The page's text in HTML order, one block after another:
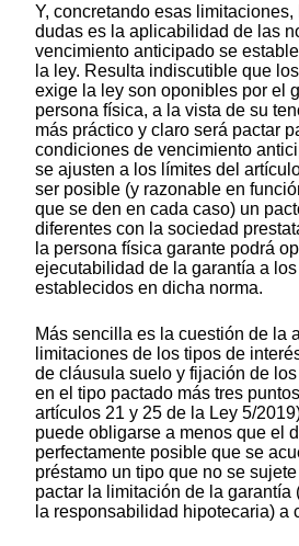
Y, concretando esas
dudas es la aplicabilidad de las
vencimiento anticipado se
la ley. Resulta indiscutible que
exige la ley son oponibles por el
persona física, a la vista de su
más práctico y claro será pactar
condiciones de vencimiento
se ajusten a los límites del
ser posible (y razonable en
que se den en cada caso) un
diferentes con la sociedad
la persona física garante podrá
ejecutabilidad de la garantía a
establecidos en dicha norma.
Más sencilla es la cuestión de la
limitaciones de los tipos de
de cláusula suelo y fijación de
en el tipo pactado más tres
artículos 21 y 25 de la Ley 5/
puede obligarse a menos que el
perfectamente posible que se
préstamo un tipo que no se
pactar la limitación de la garantía
la responsabilidad hipotecaria) a